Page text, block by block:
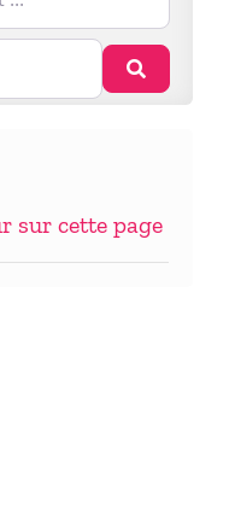
sur cette page